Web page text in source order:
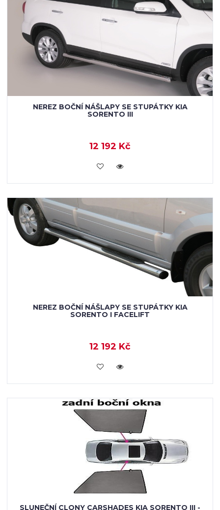
NEREZ BOČNÍ NÁŠLAPY SE STUPÁTKY KIA
SORENTO III
12 192 Kč
KOUPIT
NEREZ BOČNÍ NÁŠLAPY SE STUPÁTKY KIA
SORENTO I FACELIFT
12 192 Kč
KOUPIT
SLUNEČNÍ CLONY CARSHADES KIA SORENTO III -